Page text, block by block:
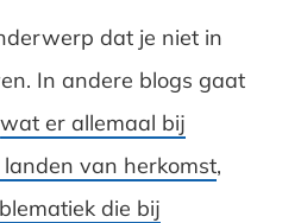
dat je niet in
In andere blogs gaat
wat er allemaal bij
landen van herkomst,
die bij